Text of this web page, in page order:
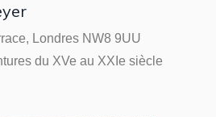
Londres NW8 9UU
du XVe au XXIe siècle